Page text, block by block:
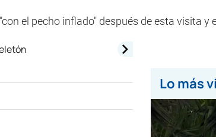
el pecho inflado" después de esta visita y
Lo más